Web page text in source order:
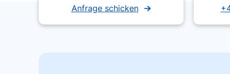
Anfrage schicken